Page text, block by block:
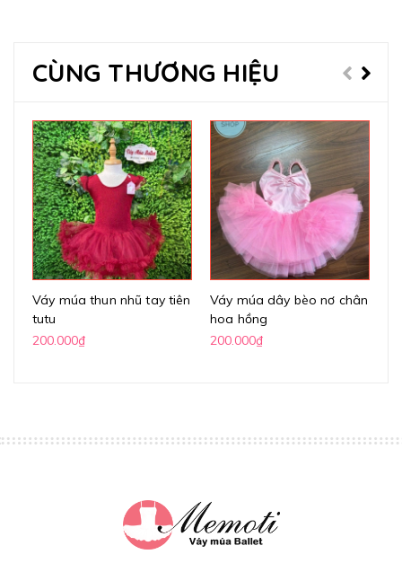
CÙNG THƯƠNG HIỆU
Váy múa thun nhũ tay tiên
tutu
200.000₫
Váy múa dây bèo nơ chân
hoa hồng
200.000₫